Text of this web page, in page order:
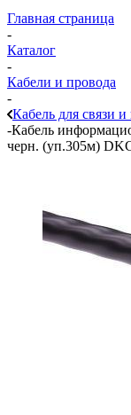
Главная страница
-
Каталог
-
Кабели и провода
-
Кабель для связи
-Кабель
черн. (уп.305м)